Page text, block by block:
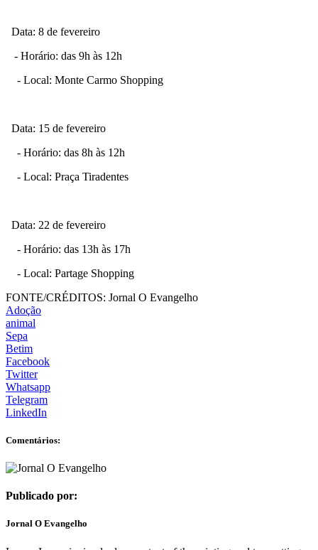
Data: 8 de fevereiro
- Horário: das 9h às 12h
- Local: Monte Carmo Shopping
Data: 15 de fevereiro
- Horário: das 8h às 12h
- Local: Praça Tiradentes
Data: 22 de fevereiro
- Horário: das 13h às 17h
- Local: Partage Shopping
FONTE/CRÉDITOS: Jornal O Evangelho
Adoção
animal
Sepa
Betim
Facebook
Twitter
Whatsapp
Telegram
LinkedIn
Comentários:
Publicado por:
Jornal O Evangelho